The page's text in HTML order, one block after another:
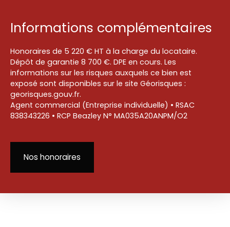
Informations complémentaires
Honoraires de 5 220 € HT à la charge du locataire.
Dépôt de garantie 8 700 €. DPE en cours. Les
informations sur les risques auxquels ce bien est
exposé sont disponibles sur le site Géorisques :
georisques.gouv.fr.
Agent commercial (Entreprise individuelle) • RSAC
838343226 • RCP Beazley N° MA035A20ANPM/O2
Nos honoraires